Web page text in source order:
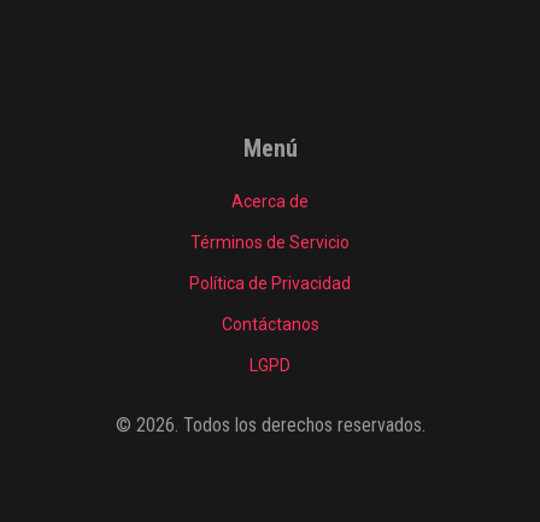
Menú
Acerca de
Términos de Servicio
Política de Privacidad
Contáctanos
LGPD
© 2026. Todos los derechos reservados.